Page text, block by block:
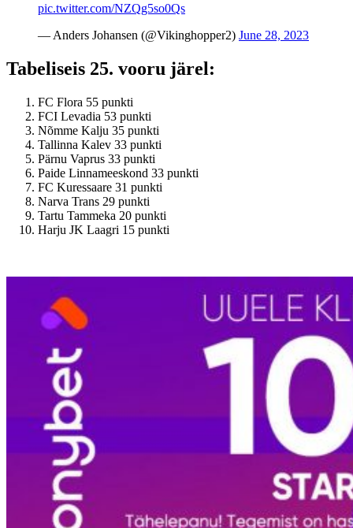
pic.twitter.com/NZQg5so0Qs
— Anders Johansen (@Vikinghopper2) June 28, 2023
Tabeliseis 25. vooru järel:
FC Flora 55 punkti
FCI Levadia 53 punkti
Nõmme Kalju 35 punkti
Tallinna Kalev 33 punkti
Pärnu Vaprus 33 punkti
Paide Linnameeskond 33 punkti
FC Kuressaare 31 punkti
Narva Trans 29 punkti
Tartu Tammeka 20 punkti
Harju JK Laagri 15 punkti